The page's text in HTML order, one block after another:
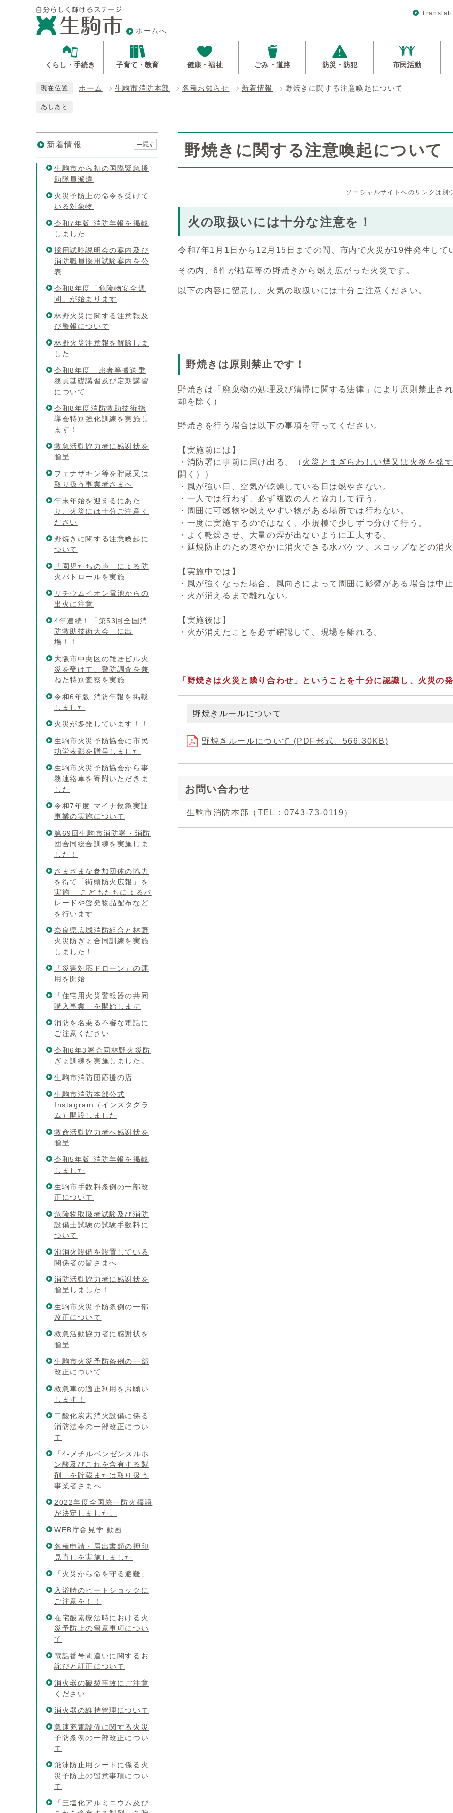
ホームへ
くらし・手続き 子育て・教育 健康・福祉 ごみ・道路 防災・防犯 市民活動
現在位置 ホーム 生駒市消防本部 各種お知らせ 新着情報 野焼きに関する注意喚起について
あしあと
野焼きに関する注意喚起について
ソーシャルサイトへのリンクは別
火の取扱いには十分な注意を！
令和7年1月1日から12月15日までの間、市内で火災が19件発生して
その内、6件が枯草等の野焼きから燃え広がった火災です。
以下の内容に留意し、火気の取扱いには十分ご注意ください。
野焼きは原則禁止です！
野焼きは「廃棄物の処理及び清掃に関する法律」により原則禁止さ
却を除く）
野焼きを行う場合は以下の事項を守ってください。
【実施前には】
・消防署に事前に届け出る。（ 火災とまぎらわしい煙又は火炎を発
開く）
）
・風が強い日、空気が乾燥している日は燃やさない。
・一人では行わず、必ず複数の人と協力して行う。
・周囲に可燃物や燃えやすい物がある場所では行わない。
・一度に実施するのではなく、小規模で少しずつ分けて行う。
・よく乾燥させ、大量の煙が出ないように工夫する。
・延焼防止のため速やかに消火できる水バケツ、スコップなどの消
【実施中では】
・風が強くなった場合、風向きによって周囲に影響がある場合は中止
・火が消えるまで離れない。
【実施後は】
・火が消えたことを必ず確認して、現場を離れる。
「野焼きは火災と隣り合わせ」ということを十分に認識し、火災の
野焼きルールについて
野焼きルールについて (PDF形式、566.30KB)
お問い合わせ
生駒市消防本部（TEL：0743-73-0119）
新着情報 隠す
生駒市から初の国際緊急援
助隊員派遣
火災予防上の命令を受けて
いる対象物
令和7年版 消防年報を掲載
しました
採用試験説明会の案内及び
消防職員採用試験案内を公
表
令和8年度「危険物安全週
間」が始まります
林野火災に関する注意報及
び警報について
林野火災注意報を解除しま
した
令和8年度 患者等搬送乗
務員基礎講習及び定期講習
について
令和8年度消防救助技術指
導会特別強化訓練を実施し
ます！
救急活動協力者に感謝状を
贈呈
フェナザキン等を貯蔵又は
取り扱う事業者さまへ
年末年始を迎えるにあた
り、火災には十分ご注意く
ださい
野焼きに関する注意喚起に
ついて
「園児たちの声」による防
火パトロールを実施
リチウムイオン電池からの
出火に注意
4年連続！「第53回全国消
防救助技術大会」に出
場！！
大阪市中央区の雑居ビル火
災を受けて、警防調査を兼
ねた特別査察を実施
令和6年版 消防年報を掲載
しました
火災が多発しています！！
生駒市火災予防協会に市民
功労表彰を贈呈しました
生駒市火災予防協会から事
務連絡車を寄附いただきま
した
令和7年度 マイナ救急実証
事業の実施について
第69回生駒市消防署・消防
団合同総合訓練を実施しま
した！
さまざまな参加団体の協力
を得て「街頭防火広報」を
実施 こどもたちによるパ
レードや啓発物品配布など
を行います
奈良県広域消防組合と林野
火災防ぎょ合同訓練を実施
しました！
「災害対応ドローン」の運
用を開始
「住宅用火災警報器の共同
購入事業」を開始します
消防を名乗る不審な電話に
ご注意ください
令和6年3署合同林野火災防
ぎょ訓練を実施しました。
生駒市消防団応援の店
生駒市消防本部公式
Instagram（インスタグラ
ム）開設しました
救命活動協力者へ感謝状を
贈呈
令和5年版 消防年報を掲載
しました
生駒市手数料条例の一部改
正について
危険物取扱者試験及び消防
設備士試験の試験手数料に
ついて
泡消火設備を設置している
関係者の皆さまへ
消防活動協力者に感謝状を
贈呈しました！
生駒市火災予防条例の一部
改正について
救急活動協力者に感謝状を
贈呈
生駒市火災予防条例の一部
改正について
救急車の適正利用をお願い
します！
二酸化炭素消火設備に係る
消防法令の一部改正につい
て
「4‐メチルベンゼンスルホ
ン酸及びこれを含有する製
剤」を貯蔵または取り扱う
事業者さまへ
2022年度全国統一防火標語
が決定しました。
WEB庁舎見学 動画
各種申請・届出書類の押印
見直しを実施しました
「火災から命を守る避難」
入浴時のヒートショックに
ご注意を！！
在宅酸素療法時における火
災予防上の留意事項につい
て
電話番号間違いに関するお
詫びと訂正について
消火器の破裂事故にご注意
ください
消火器の維持管理について
急速充電設備に関する火災
予防条例の一部改正につい
て
飛沫防止用シートに係る火
災予防上の留意事項につい
て
「三塩化アルミニウム及び